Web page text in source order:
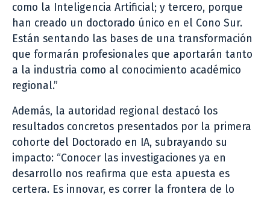
como la Inteligencia Artificial; y tercero, porque
han creado un doctorado único en el Cono Sur.
Están sentando las bases de una transformación
que formarán profesionales que aportarán tanto
a la industria como al conocimiento académico
regional.”
Además, la autoridad regional destacó los
resultados concretos presentados por la primera
cohorte del Doctorado en IA, subrayando su
impacto: “Conocer las investigaciones ya en
desarrollo nos reafirma que esta apuesta es
certera. Es innovar, es correr la frontera de lo